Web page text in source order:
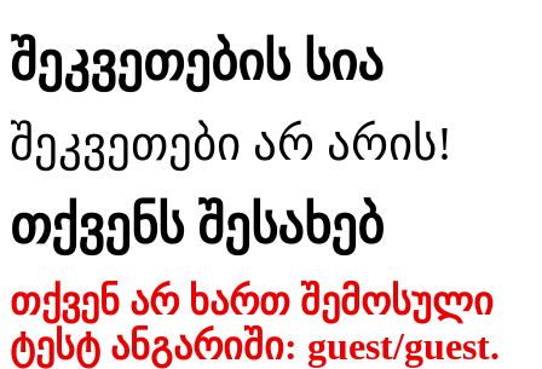
შეკვეთების სია
შეკვეთები არ არის!
თქვენს შესახებ
თქვენ არ ხართ შემოსული
ტესტ ანგარიში: guest/guest.